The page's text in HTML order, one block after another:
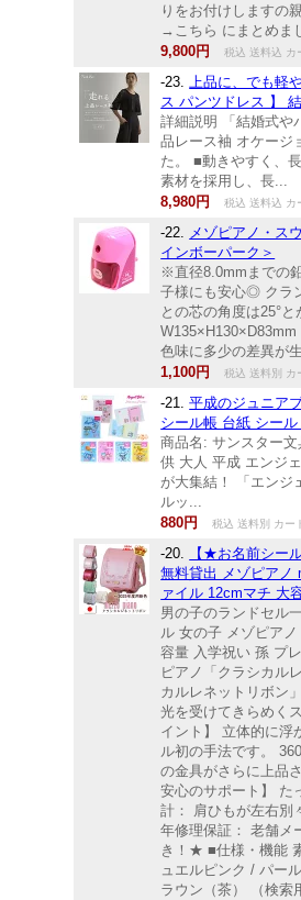
りをお付けしますの
→こちら にまとめま
9,800円
税込 送料込 カ
-23.上品に、でも軽
ス パンツドレス 】
詳細説明 「結婚式や
品レース袖 オケージ
た。 ■動きやすく、
素材を採用し、長...
8,980円
税込 送料込 カ
-22. メゾピアノ・ス
インボーパーク＞
※直径8.0mmまでの
子様にも安心◎ クラ
との芯の角度は25°
色味に多少の差異が
1,100円
税込 送料別 カ
-21.平成のジュニア
シール帳 台紙 シー
商品名: サンスター
供 大人 平成 エンジ
が大集結！ 「エン
ルッ...
880円
税込 送料別 カー
-20.
【★お名前シー
無料貸出 メゾピアノ
ァイル 12cmマチ 大
男の子のランドセル
ル 女の子 メゾピア
容量 入学祝い 孫 プ
ピアノ「クラシカル
カルレネットリボン
光を受けてきらめく
イント】 立体的に浮
ル初の手法です。
の金具がさらに上品
安心のサポート】 た
計： 肩ひもが左右別
年修理保証： 老舗メ
き！★ ■仕様・機能
ュエルピンク / パー
ラウン（茶） （検索